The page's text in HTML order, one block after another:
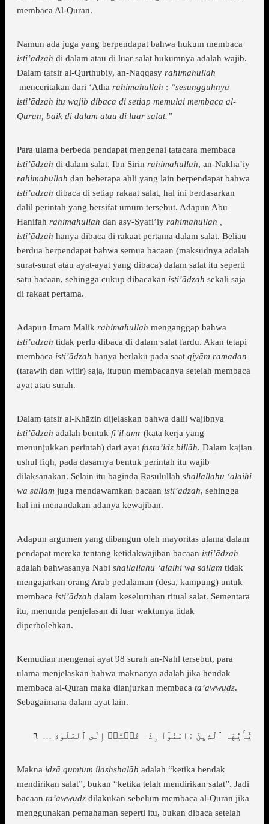
membaca Al-Quran.
Namun ada juga yang berpendapat bahwa hukum membaca
isti’adzah di dalam atau di luar salat hukumnya adalah wajib.
Dalam tafsir al-Qurthubiy, an-Naqqasy rahimahullah
menceritakan dari ‘Atha rahimahullah : “sesungguhnya
isti’ādzah itu wajib dibaca di setiap memulai membaca al-
Quran, baik di dalam atau di luar salat.”
Para ulama berbeda pendapat mengenai tatacara membaca
isti’ādzah di dalam salat. Ibn Sirin rahimahullah, an-Nakha’iy
rahimahullah dan beberapa ahli yang lain berpendapat bahwa
isti’ādzah dibaca di setiap rakaat salat, hal ini berdasarkan
dalil perintah yang bersifat umum tersebut. Adapun Abu
Hanifah rahimahullah dan asy-Syafi’iy rahimahullah ,
isti’ādzah hanya dibaca di rakaat pertama dalam salat. Beliau
berdua berpendapat bahwa semua bacaan (maksudnya adalah
surat-surat atau ayat-ayat yang dibaca) dalam salat itu seperti
satu bacaan, sehingga cukup dibacakan isti’ādzah sekali saja
di rakaat pertama.
Adapun Imam Malik rahimahullah menganggap bahwa
isti’ādzah tidak perlu dibaca di dalam salat fardu. Akan tetapi
membaca isti’ādzah hanya berlaku pada saat qiyām ramadan
(tarawih dan witir) saja, itupun membacanya setelah membaca
ayat atau surah.
Dalam tafsir al-Khāzin dijelaskan bahwa dalil wajibnya
isti’ādzah adalah bentuk fi’il amr (kata kerja yang
menunjukkan perintah) dari ayat fasta’idz billāh. Dalam kajian
ushul fiqh, pada dasarnya bentuk perintah itu wajib
dilaksanakan. Selain itu baginda Rasulullah shallallahu ‘alaihi
wa sallam juga mendawamkan bacaan isti’ādzah, sehingga
hal ini menandakan adanya kewajiban.
Adapun argumen yang dibangun oleh mayoritas ulama dalam
pendapat mereka tentang ketidakwajiban bacaan isti’ādzah
adalah bahwasanya Nabi shallallahu ‘alaihi wa sallam tidak
mengajarkan orang Arab pedalaman (desa, kampung) untuk
membaca isti’ādzah dalam keseluruhan ritual salat. Sementara
itu, menunda penjelasan di luar waktunya tidak
diperbolehkan.
Kemudian mengenai ayat 98 surah an-Nahl tersebut, para
ulama menjelaskan bahwa maknanya adalah jika hendak
membaca al-Quran maka dianjurkan membaca ta’awwudz.
Sebagaimana dalam ayat lain.
يَٰٓأَيُّهَا ٱلَّذِينَ ءَامَنُوٓاْ إِذَا قُمۡتُمۡ إِلَى ٱلصَّلَوٰةِ … ٦
Makna idzā qumtum ilashshalāh adalah “ketika hendak
mendirikan salat”, bukan “ketika telah mendirikan salat”. Jadi
bacaan ta’awwudz dilakukan sebelum membaca al-Quran jika
menggunakan pemahaman seperti itu, bukan dibaca setelah